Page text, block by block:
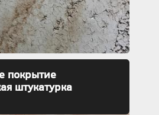
покрытие
штукатурка